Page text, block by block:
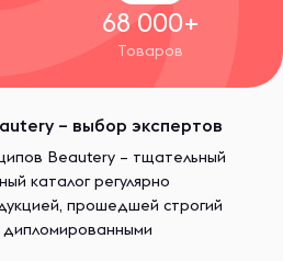
68 000+
Товаров
– выбор экспертов
Beautery – тщательный
каталог регулярно
прошедшей строгий
дипломированными